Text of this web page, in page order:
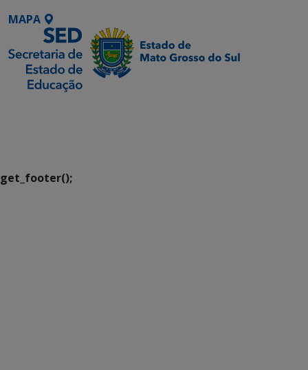
MAPA
get_footer();